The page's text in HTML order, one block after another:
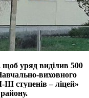
щоб уряд виділив 500
виховного
ступенів – ліцей»